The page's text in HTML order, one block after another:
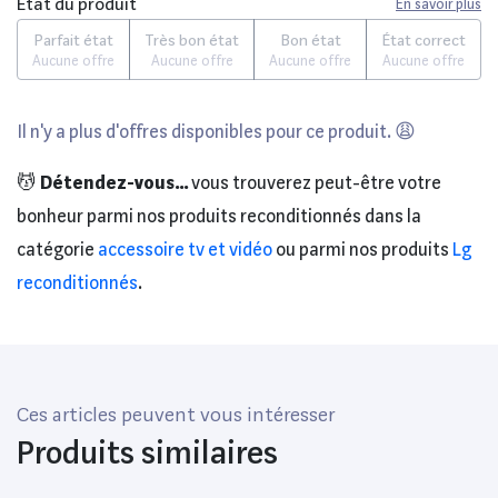
En savoir plus
Parfait état
Aucune offre
Très bon état
Aucune offre
Bon état
Aucune offre
État correct
Aucune offre
Il n'y a plus d'offres disponibles pour ce produit. 😩
💆 Détendez-vous...vous trouverez peut-être votre
bonheur parmi nos produits reconditionnés dans la
catégorie accessoire tv et vidéo ou parmi nos produits Lg
reconditionnés.
Ces articles peuvent vous intéresser
Produits similaires